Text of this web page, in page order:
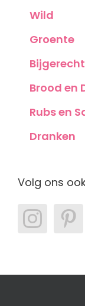
Wild
Groente
Bijgerecht
Brood en
Rubs en
Dranken
Volg ons